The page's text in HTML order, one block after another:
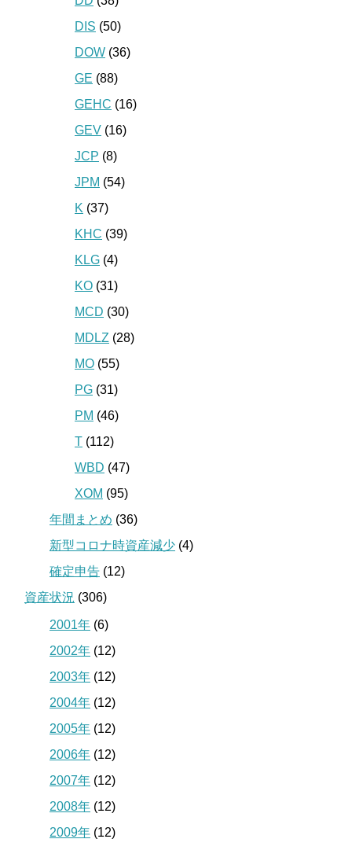
DIS (50)
DOW (36)
GE (88)
GEHC (16)
GEV (16)
JCP (8)
JPM (54)
K (37)
KHC (39)
KLG (4)
KO (31)
MCD (30)
MDLZ (28)
MO (55)
PG (31)
PM (46)
T (112)
WBD (47)
XOM (95)
年間まとめ (36)
新型コロナ時資産減少 (4)
確定申告 (12)
資産状況 (306)
2001年 (6)
2002年 (12)
2003年 (12)
2004年 (12)
2005年 (12)
2006年 (12)
2007年 (12)
2008年 (12)
2009年 (12)